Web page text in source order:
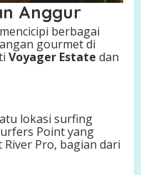
Anggur
berbagai
gourmet di
Voyager Estate dan
lokasi surfing
Point yang
Pro, bagian dari